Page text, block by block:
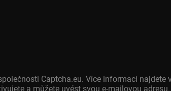
Captcha.eu. Více informací najdete
a můžete uvést svou e-mailovou adresu.